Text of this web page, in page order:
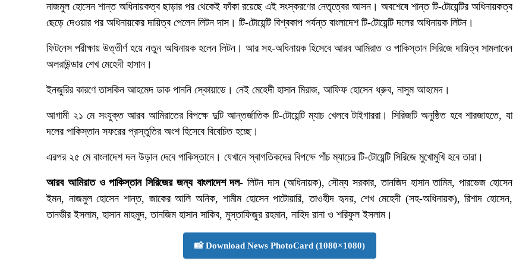
নাজমুল হোসেন শান্ত অধিনায়কত্ব ছাড়ার পর থেকেই ফাঁকা রয়েছে এই সংস্করণের নেতৃত্বের আসন। অবশেষে শান্ত টি-টোয়েন্টির অধিনায়কত্ব
ছেড়ে দেওয়ার পর অধিনায়কের দায়িত্ব পেলেন লিটন দাস। টি-টোয়েন্টি বিশ্বকাপ পর্যন্ত বাংলাদেশ টি-টোয়েন্টি দলের অধিনায়ক লিটন।
ফিটনেস পরীক্ষায় উত্তীর্ণ হয়ে নতুন অধিনায়ক হলেন লিটন। আর সহ-অধিনায়ক হিসেবে আরব আমিরাত ও পাকিস্তান সিরিজে দায়িত্ব সামলাবেন
অলরাউন্ডার শেখ মেহেদী হাসান।
ইনজুরির কারণে তাসকিন আহমেদ ডাক পাননি স্কোয়াডে। নেই মেহেদী হাসান মিরাজ, আফিফ হোসেন ধ্রুব, নাসুম আহমেদ।
আগামী ২১ মে সংযুক্ত আরব আমিরাতের বিপক্ষে দুটি আন্তর্জাতিক টি-টোয়েন্টি ম্যাচ খেলবে টাইগাররা। সিরিজটি অনুষ্ঠিত হবে শারজাহতে, যা
দলের পাকিস্তান সফরের প্রস্তুতির অংশ হিসেবে বিবেচিত হচ্ছে।
এরপর ২৫ মে বাংলাদেশ দল উড়াল দেবে পাকিস্তানে। যেখানে স্বাগতিকদের বিপক্ষে পাঁচ ম্যাচের টি-টোয়েন্টি সিরিজে মুখোমুখি হবে তারা।
আরব আমিরাত ও পাকিস্তান সিরিজের জন্য বাংলাদেশ দল- লিটন দাস (অধিনায়ক), সৌম্য সরকার, তানজিদ হাসান তামিম, পারভেজ হোসেন
ইমন, নাজমুল হোসেন শান্ত, জাকের আলি অনিক, শামীম হোসেন পাটোয়ারি, তাওহীদ হৃদয়, শেখ মেহেদী (সহ-অধিনায়ক), রিশাদ হোসেন,
তানভীর ইসলাম, হাসান মাহমুদ, তানজিম হাসান সাকিব, মুস্তাফিজুর রহমান, নাহিদ রানা ও শরিফুল ইসলাম।
📸 Download News PhotoCard (1080×1080)